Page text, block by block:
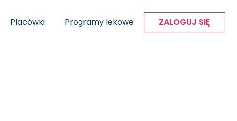
Placówki Programy lekowe ZALOGUJ SIĘ